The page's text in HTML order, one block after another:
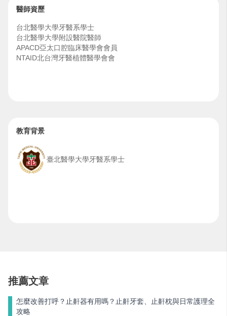
醫師資歷
台北醫學大學牙醫系學士
台北醫學大學附設醫院醫師
APACD亞太口腔臨床醫學會會員
NTAID北台灣牙醫植體醫學會會
教育背景
臺北醫學大學牙醫系學士
推薦文章
怎麼改善打呼？止鼾器有用嗎？止鼾牙套、止鼾枕與日常護理全
攻略